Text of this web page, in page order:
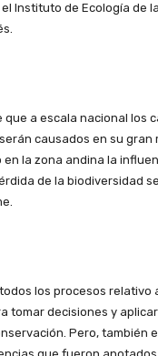
Instituto de Ecología de
que a escala nacional los
causados en su gran
la zona andina la
de la biodiversidad
los procesos relativo
tomar decisiones y
Pero, también